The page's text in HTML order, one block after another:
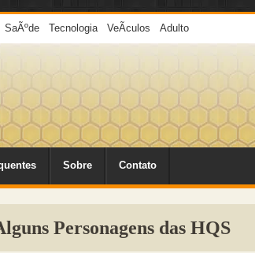
SaÃºde Tecnologia VeÃ­culos Adulto
Sobre Contato
Personagens das HQS